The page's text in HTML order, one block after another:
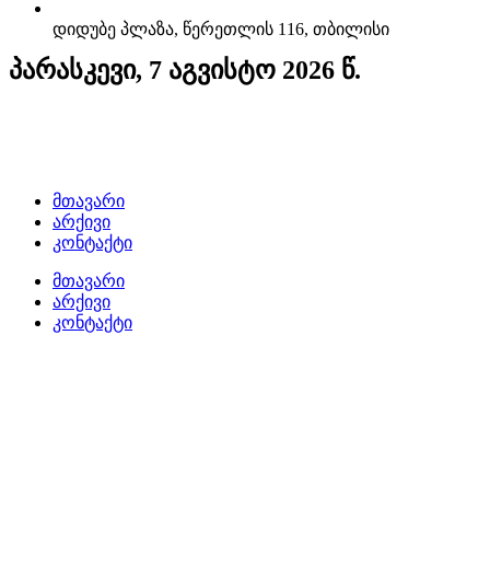
დიდუბე პლაზა, წერეთლის 116, თბილისი
პარასკევი, 7 აგვისტო 2026 წ.
მთავარი
არქივი
კონტაქტი
მთავარი
არქივი
კონტაქტი